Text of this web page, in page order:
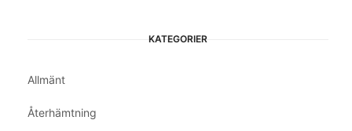
KATEGORIER
Allmänt
Återhämtning